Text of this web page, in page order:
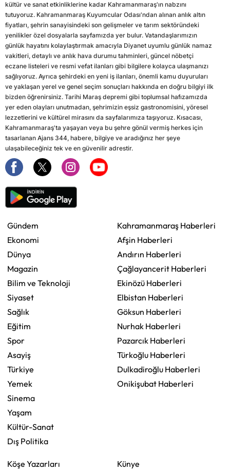
kültür ve sanat etkinliklerine kadar Kahramanmaraş'ın nabzını
tutuyoruz. Kahramanmaraş Kuyumcular Odası'ndan alınan anlık altın
fiyatları, şehrin sanayisindeki son gelişmeler ve tarım sektöründeki
yenilikler özel dosyalarla sayfamızda yer bulur. Vatandaşlarımızın
günlük hayatını kolaylaştırmak amacıyla Diyanet uyumlu günlük namaz
vakitleri, detaylı ve anlık hava durumu tahminleri, güncel nöbetçi
eczane listeleri ve resmi vefat ilanları gibi bilgilere kolayca ulaşmanızı
sağlıyoruz. Ayrıca şehirdeki en yeni iş ilanları, önemli kamu duyuruları
ve yaklaşan yerel ve genel seçim sonuçları hakkında en doğru bilgiyi ilk
bizden öğrenirsiniz. Tarihi Maraş depremi gibi toplumsal hafızamızda
yer eden olayları unutmadan, şehrimizin eşsiz gastronomisini, yöresel
lezzetlerini ve kültürel mirasını da sayfalarımıza taşıyoruz. Kısacası,
Kahramanmaraş'ta yaşayan veya bu şehre gönül vermiş herkes için
tasarlanan Ajans 344, habere, bilgiye ve aradığınız her şeye
ulaşabileceğiniz tek ve en güvenilir adrestir.
Gündem
Ekonomi
Dünya
Magazin
Bilim ve Teknoloji
Siyaset
Sağlık
Eğitim
Spor
Asayiş
Türkiye
Yemek
Sinema
Yaşam
Kültür-Sanat
Dış Politika
Kahramanmaraş Haberleri
Afşin Haberleri
Andırın Haberleri
Çağlayancerit Haberleri
Ekinözü Haberleri
Elbistan Haberleri
Göksun Haberleri
Nurhak Haberleri
Pazarcık Haberleri
Türkoğlu Haberleri
Dulkadiroğlu Haberleri
Onikişubat Haberleri
Köşe Yazarları Künye